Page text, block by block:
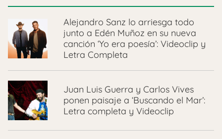
Alejandro Sanz lo arriesga todo
junto a Edén Muñoz en su nueva
canción ‘Yo era poesía’: Videoclip y
Letra Completa
Juan Luis Guerra y Carlos Vives
ponen paisaje a ‘Buscando el Mar’:
Letra completa y Videoclip